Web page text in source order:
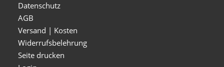
Datenschutz
AGB
Versand | Kosten
Widerrufsbelehrung
Seite drucken